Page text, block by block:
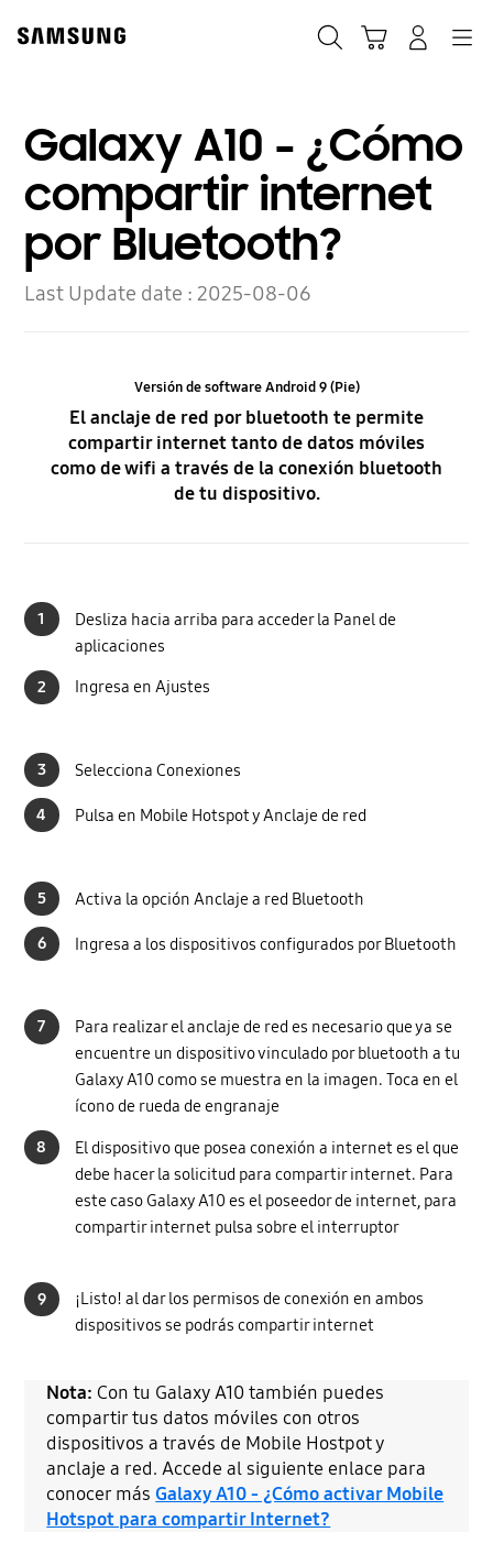
content
Galaxy A10 - ¿Cómo
compartir internet
por Bluetooth?
Last Update date :2025-08-06
Versión de software Android 9 (Pie)
El anclaje de red por bluetooth te permite
compartir internet tanto de datos móviles
como de wifi a través de la conexión bluetooth
de tu dispositivo.
1
Desliza hacia arriba para acceder la Panel de
aplicaciones
2 Ingresa en Ajustes
3 Selecciona Conexiones
4 Pulsa en Mobile Hotspot y Anclaje de red
5 Activa la opción Anclaje a red Bluetooth
6 Ingresa a los dispositivos configurados por Bluetooth
7
Para realizar el anclaje de red es necesario que ya se
encuentre un dispositivo vinculado por bluetooth a tu
Galaxy A10 como se muestra en la imagen. Toca en el
ícono de rueda de engranaje
8
El dispositivo que posea conexión a internet es el que
debe hacer la solicitud para compartir internet. Para
este caso Galaxy A10 es el poseedor de internet, para
compartir internet pulsa sobre el interruptor
9
¡Listo! al dar los permisos de conexión en ambos
dispositivos se podrás compartir internet
Nota: Con tu Galaxy A10 también puedes
compartir tus datos móviles con otros
dispositivos a través de Mobile Hostpot y
anclaje a red. Accede al siguiente enlace para
conocer másGalaxy A10 - ¿Cómo activar Mobile
Hotspot para compartir Internet?